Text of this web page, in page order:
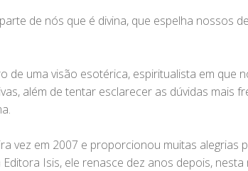
de nós que é divina, que espelha nossos
uma visão esotérica, espiritualista em que
além de tentar esclarecer as dúvidas mais
vez em 2007 e proporcionou muitas alegrias
Isis, ele renasce dez anos depois,